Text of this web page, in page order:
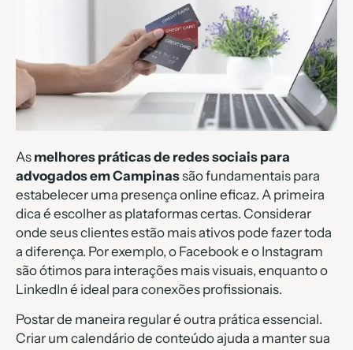
As melhores práticas de redes sociais para
advogados em Campinassão fundamentais para
estabelecer uma presença online eficaz. A primeira
dica é escolher as plataformas certas. Considerar
onde seus clientes estão mais ativos pode fazer toda
a diferença. Por exemplo, o Facebook e o Instagram
são ótimos para interações mais visuais, enquanto o
LinkedIn é ideal para conexões profissionais.
Postar de maneira regular é outra prática essencial.
Criar um calendário de conteúdo ajuda a manter sua